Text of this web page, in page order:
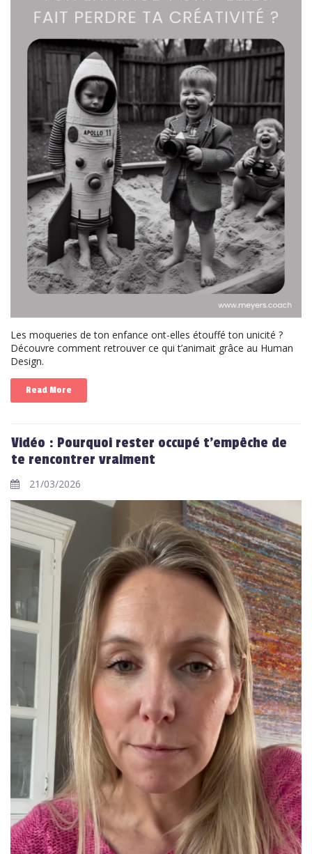
Les moqueries de ton enfance ont-elles étouffé ton unicité ?
Découvre comment retrouver ce qui t’animait grâce au Human
Design.
Read More
Vidéo : Pourquoi rester occupé t’empêche de
te rencontrer vraiment
21/03/2026